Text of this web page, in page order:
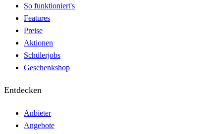
So funktioniert's
Features
Preise
Aktionen
Schülerjobs
Geschenkshop
Entdecken
Anbieter
Angebote